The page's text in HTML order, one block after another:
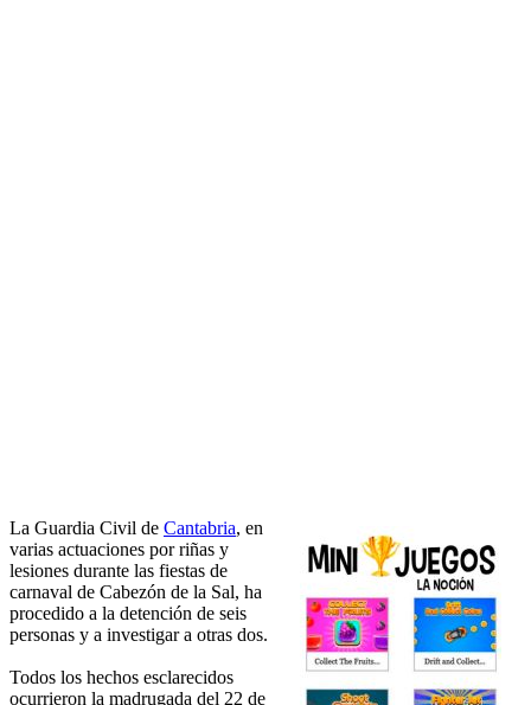
La Guardia Civil de Cantabria, en
varias actuaciones por riñas y
lesiones durante las fiestas de
carnaval de Cabezón de la Sal, ha
procedido a la detención de seis
personas y a investigar a otras dos.
Todos los hechos esclarecidos
ocurrieron la madrugada del 22 de